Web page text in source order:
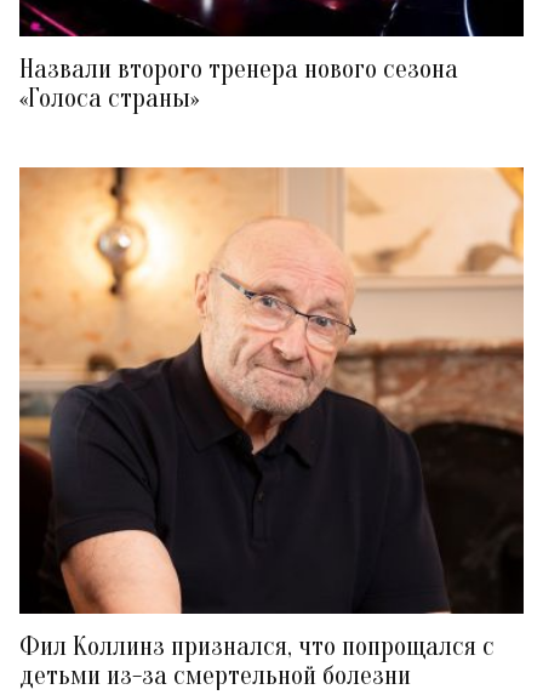
Назвали второго тренера нового сезона
«Голоса страны»
Фил Коллинз признался, что попрощался с
детьми из-за смертельной болезни